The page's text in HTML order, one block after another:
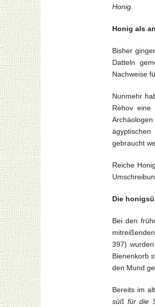
Honig.
Honig als
Bisher
Datteln
Nachweise
Nunmehr
Rehov eine
gebraucht
Reiche
Die
Bei den
397)
Bienenkorb
den Mund
Bereits im
süß für die